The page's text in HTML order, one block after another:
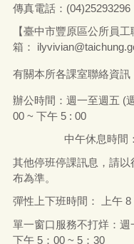
傳真電話： (04)25293296
【臺中市豐原區公所員
箱：
有關本所各課室聯絡資訊
辦公時間： 週一至週五 (
00 ~ 下午5 : 00
中午休息時間
其他停班停課訊息，請
布為準。
彈性上下班時間： 上午8
單一窗口服務不打烊：週
下午5： 00 ~ 5： 30